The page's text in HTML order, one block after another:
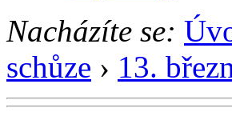
Nacházíte se:
schůze › 13.